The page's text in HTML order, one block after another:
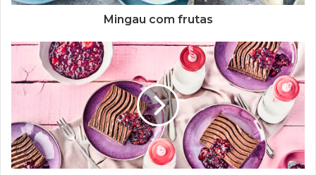
Mingau com frutas